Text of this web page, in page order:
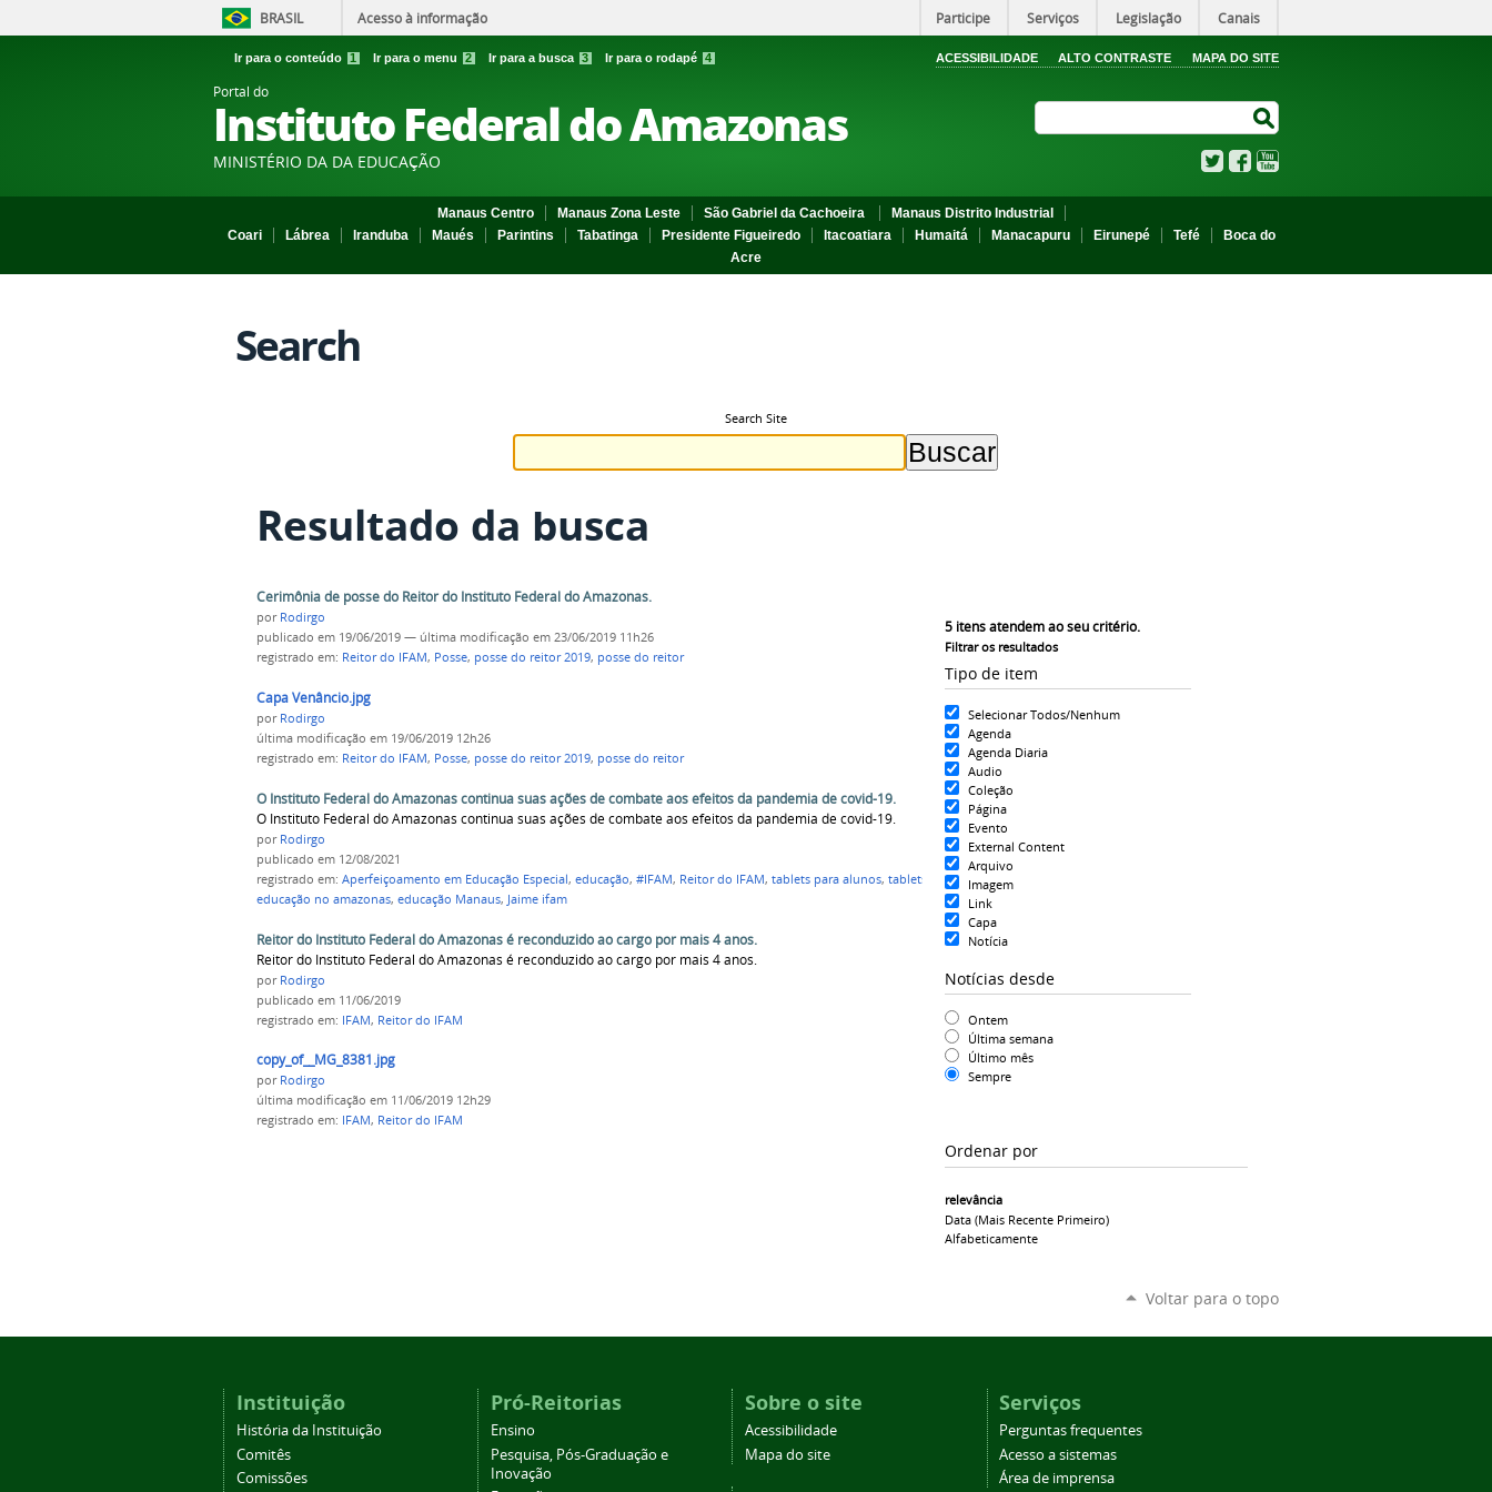
BRASIL Acesso à informação Participe Serviços Legislação Canais
Ir para o conteúdo 1 Ir para o menu 2 Ir para a busca 3 Ir para o rodapé 4 ACESSIBILIDADE ALTO CONTRASTE MAPA DO SITE
Portal do
Instituto Federal do Amazonas
MINISTÉRIO DA DA EDUCAÇÃO TwitterFacebook
Manaus Centro Manaus Zona Leste São Gabriel da Cachoeira
Manaus Distrito Industrial
Coari
Lábrea Iranduba Maués Parintins Tabatinga Presidente Figueiredo Itacoatiara Humaitá Manacapuru Eirunepé Tefé
Boca do
Acre
Search
Search Site
Resultado da busca
5itens atendem ao seu critério.
Filtrar os resultados
Tipo de item
Selecionar Todos/Nenhum
Agenda
Agenda Diaria
Audio
Coleção
Página
Evento
External Content
Arquivo
Imagem
Link
Capa
Notícia
Notícias desde
Ontem
Última semana
Último mês
Sempre
Ordenar por
relevância
Data (mais Recente Primeiro)
Alfabeticamente
Cerimônia de posse do Reitor do Instituto Federal do Amazonas.
por Rodirgo
publicado em 19/06/2019 — última modificação em 23/06/2019 11h26
registrado em: Reitor do IFAM, Posse, posse do reitor 2019, posse do reitor
Capa Venâncio.jpg
por Rodirgo
última modificação em 19/06/2019 12h26
registrado em: Reitor do IFAM, Posse, posse do reitor 2019, posse do reitor
O Instituto Federal do Amazonas continua suas ações de combate aos efeitos da pandemia de covid-19.
O Instituto Federal do Amazonas continua suas ações de combate aos efeitos da pandemia de covid-19.
por Rodirgo
publicado em 12/08/2021
registrado em: Aperfeiçoamento em Educação Especial, educação, #IFAM, Reitor do IFAM, tablets para alunos, tablets
educação no amazonas, educação Manaus, Jaime ifam
Reitor do Instituto Federal do Amazonas é reconduzido ao cargo por mais 4 anos.
Reitor do Instituto Federal do Amazonas é reconduzido ao cargo por mais 4 anos.
por Rodirgo
publicado em 11/06/2019
registrado em: IFAM, Reitor do IFAM
copy_of__MG_8381.jpg
por Rodirgo
última modificação em 11/06/2019 12h29
registrado em: IFAM, Reitor do IFAM
Voltar para o topo
Instituição
História da Instituição
Comitês
Comissões
Pró-Reitorias
Ensino
Pesquisa, Pós-Graduação e
Inovação
Sobre o site
Acessibilidade
Mapa do site
Serviços
Perguntas frequentes
Acesso a sistemas
Área de imprensa